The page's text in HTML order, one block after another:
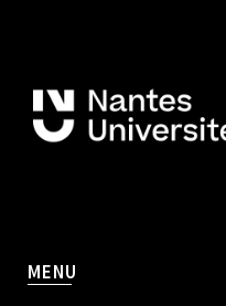
MENU